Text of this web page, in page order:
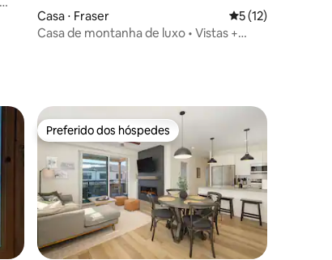
Casa ⋅ Fraser 5 de uma
5 (12)
Casa de montanha de luxo • Vistas +
Preferido dos hóspedes
Preferido dos hóspedes